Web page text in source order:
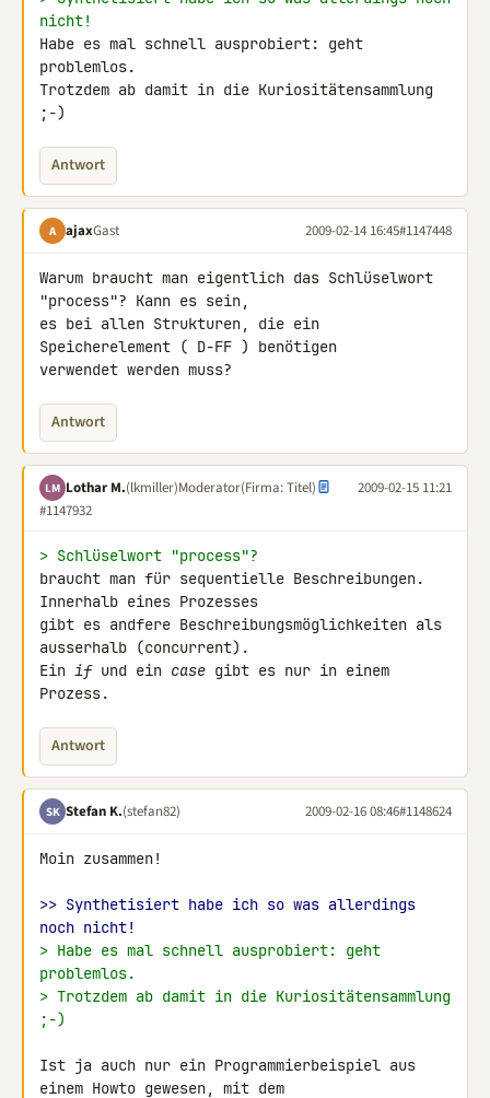
nicht!
Habe es mal schnell ausprobiert: geht
problemlos.
Trotzdem ab damit in die Kuriositätensammlung
;-)
Antwort
A ajaxGast 2009-02-14 16:45#1147448
Warum braucht man eigentlich das Schlüselwort
"process"? Kann es sein,
es bei allen Strukturen, die ein
Speicherelement ( D-FF ) benötigen
verwendet werden muss?
Antwort
LM Lothar M.(lkmiller)Moderator(Firma: Titel)
2009-02-15 11:21
#1147932
> Schlüselwort "process"?
braucht man für sequentielle Beschreibungen.
Innerhalb eines Prozesses
gibt es andfere Beschreibungsmöglichkeiten als
ausserhalb (concurrent).
Ein if und ein case gibt es nur in einem
Prozess.
Antwort
SK Stefan K.(stefan82) 2009-02-16 08:46#1148624
Moin zusammen!
>> Synthetisiert habe ich so was allerdings
noch nicht!
> Habe es mal schnell ausprobiert: geht
problemlos.
> Trotzdem ab damit in die Kuriositätensammlung
;-)
Ist ja auch nur ein Programmierbeispiel aus
einem Howto gewesen, mit dem